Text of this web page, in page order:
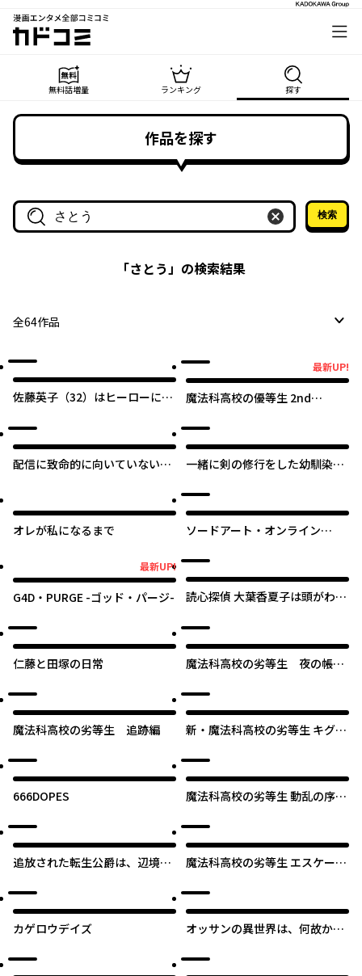
漫画エンタメ全部コミコミ
カドコミ
無料話増量 ランキング 探す
作品を探す
作品名・作家名で探す
検索
「さとう」の検索結果
全64作品
佐藤英子（32）はヒーローにな
最新UP!
魔法科高校の優等生 2nd
配信に致命的に向いていない女
一緒に剣の修行をした幼馴染が
ク冒険者の僕は彼女を買って守
ることにした
オレが私になるまで
ソードアート・オンライン
最新UP!
G4D・PURGE -ゴッド・パージ-
読心探偵 大葉香夏子は頭がわる
までは余裕ですけど証明方法が
全然わかりません〜
仁藤と田塚の日常
魔法科高校の劣等生 夜の帳に
魔法科高校の劣等生 追跡編
新・魔法科高校の劣等生 キグナ
666DOPES
魔法科高校の劣等生 動乱の序章
追放された転生公爵は、辺境で
来るなというのに領民が沢山来
るから内政無双をすることに～
魔法科高校の劣等生 エスケープ
カゲロウデイズ
オッサンの異世界は、何故かハ